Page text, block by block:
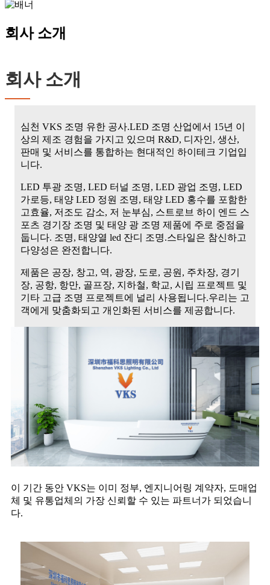
회사 소개
회사 소개
심천 VKS 조명 유한 공사.LED 조명 산업에서 15년 이
상의 제조 경험을 가지고 있으며 R&D, 디자인, 생산,
판매 및 서비스를 통합하는 현대적인 하이테크 기업입
니다.
LED 투광 조명, LED 터널 조명, LED 광업 조명, LED
가로등, 태양 LED 정원 조명, 태양 LED 홍수를 포함한
고효율, 저조도 감소, 저 눈부심, 스트로브 하이 엔드 스
포츠 경기장 조명 및 태양 광 조명 제품에 주로 중점을
둡니다. 조명, 태양열 led 잔디 조명.스타일은 참신하고
다양성은 완전합니다.
제품은 공장, 창고, 역, 광장, 도로, 공원, 주차장, 경기
장, 공항, 항만, 골프장, 지하철, 학교, 시립 프로젝트 및
기타 고급 조명 프로젝트에 널리 사용됩니다.우리는 고
객에게 맞춤화되고 개인화된 서비스를 제공합니다.
이 기간 동안 VKS는 이미 정부, 엔지니어링 계약자, 도매업
체 및 유통업체의 가장 신뢰할 수 있는 파트너가 되었습니
다.